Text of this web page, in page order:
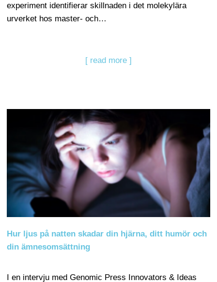
experiment identifierar skillnaden i det molekylära
urverket hos master- och…
[ read more ]
Hur ljus på natten skadar din hjärna, ditt humör och
din ämnesomsättning
I en intervju med Genomic Press Innovators & Ideas